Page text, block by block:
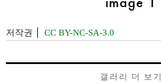
저작권 CC BY-NC-SA-3.0
갤러리 더 보기